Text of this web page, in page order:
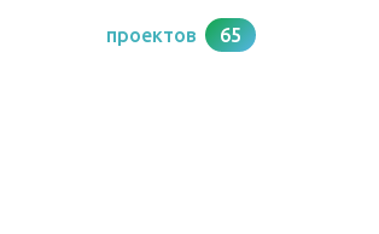
проектов 65